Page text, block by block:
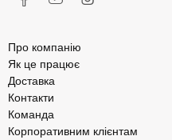
Про компанію
Як це працює
Доставка
Контакти
Команда
Корпоративним клієнтам